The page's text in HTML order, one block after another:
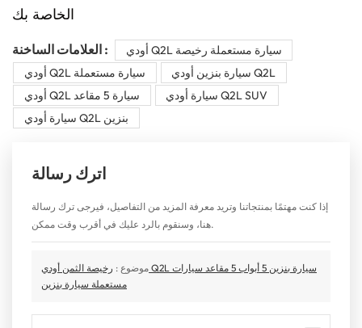
الخاصة بك
العلامات الساخنة :
أودي Q2L سيارة مستعملة رخيصة
أودي Q2L سيارة مستعملة
سيارة بنزين أودي Q2L
أودي Q2L سيارة 5 مقاعد
سيارة أودي Q2L SUV
سيارة أودي Q2L بنزين
اترك رسالة
إذا كنت مهتمًا بمنتجاتنا وتريد معرفة المزيد من التفاصيل، فيرجى ترك رسالة
هنا، وسنقوم بالرد عليك في أقرب وقت ممكن.
موضوع : رخيصة الثمن أودي Q2L سيارة بنزين 5 أبواب 5 مقاعد سيارات
مستعملة سيارة بنزين